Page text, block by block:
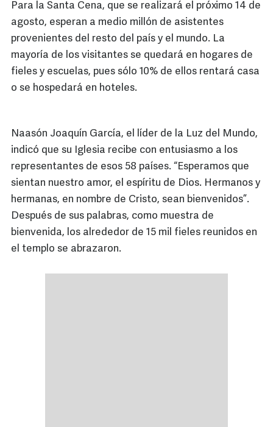
Para la Santa Cena, que se realizará el próximo 14 de
agosto, esperan a medio millón de asistentes
provenientes del resto del país y el mundo. La
mayoría de los visitantes se quedará en hogares de
fieles y escuelas, pues sólo 10% de ellos rentará casa
o se hospedará en hoteles.
Naasón Joaquín García, el líder de la Luz del Mundo,
indicó que su Iglesia recibe con entusiasmo a los
representantes de esos 58 países. “Esperamos que
sientan nuestro amor, el espíritu de Dios. Hermanos y
hermanas, en nombre de Cristo, sean bienvenidos”.
Después de sus palabras, como muestra de
bienvenida, los alrededor de 15 mil fieles reunidos en
el templo se abrazaron.